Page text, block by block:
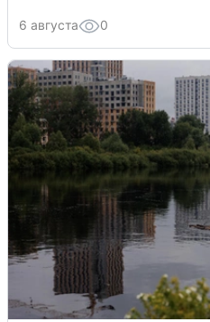
6 августа 0